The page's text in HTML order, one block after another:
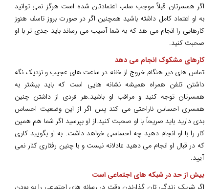
اگر همسرتان قبلاً موجب سلب اعتمادتان شده است هرگز نمی توانید
به او اعتماد کامل داشته باشید همچنین اگر در صورت بروز تاسف هنوز
کارهایی را انجام می هد که به شما آسیب می رساند باید جدی تر با او
صحبت کنید.
کارهای مشکوک انجام می دهد
تماس های دیر هنگام خروج از خانه در ساعت های عجیب و نزدیک نگه
داشتن تلفن همراه همیشه نشانه هایی است که باید بیشتر به
همسرتان توجه کنید و مراقب او باشید.هر فردی از داشتن چنین
همسری احساس ناراحتی می کند پس اگر از این وضعیت احساس
بدی دارید باید صریحاً با او صحبت کنید.از او بپرسید اگر شما هم همین
کار را با او انجام دهید چه احساسی خواهد داشت. به او بگویید کاری
که در قبال او انجام می دهید عادلانه نیست و با چنین رفتاری کنار نمی
آیید.
بیش از حد در شبکه های اجتماعی است